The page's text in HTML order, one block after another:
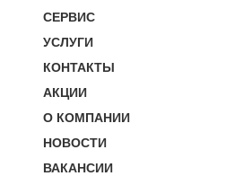
СЕРВИС
УСЛУГИ
КОНТАКТЫ
АКЦИИ
О КОМПАНИИ
НОВОСТИ
ВАКАНСИИ